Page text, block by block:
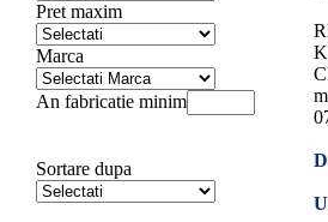
Pret maxim
Marca
An fabricatie minim
Sortare dupa